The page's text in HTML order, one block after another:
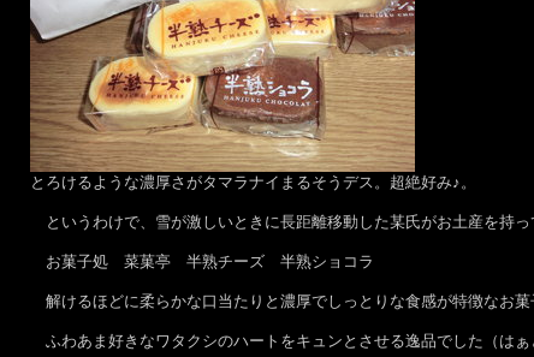
とろけるような濃厚さがタマラナイまるそうデス。超絶好み♪。
というわけで、雪が激しいときに長距離移動した某氏がお土産を持っ
お菓子処 菜菓亭 半熟チーズ 半熟ショコラ
解けるほどに柔らかな口当たりと濃厚でしっとりな食感が特徴なお
ふわあま好きなワタクシのハートをキュンとさせる逸品でした（はぁ